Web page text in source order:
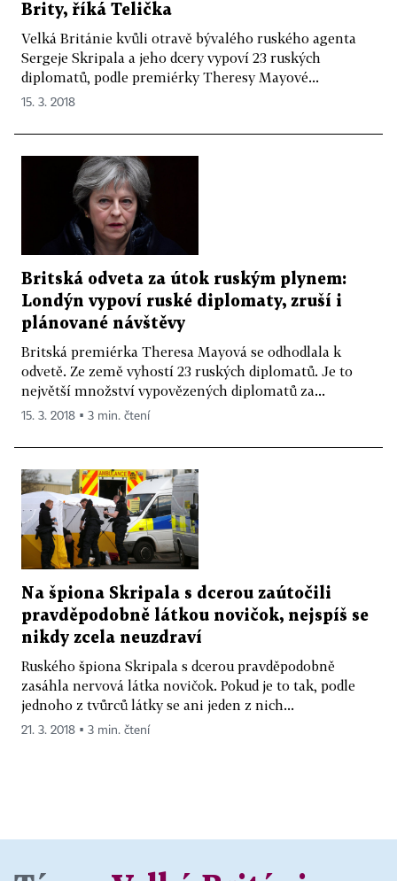
Brity, říká Telička
Velká Británie kvůli otravě bývalého ruského agenta
Sergeje Skripala a jeho dcery vypoví 23 ruských
diplomatů, podle premiérky Theresy Mayové...
15. 3. 2018
Britská odveta za útok ruským plynem:
Londýn vypoví ruské diplomaty, zruší i
plánované návštěvy
Britská premiérka Theresa Mayová se odhodlala k
odvetě. Ze země vyhostí 23 ruských diplomatů. Je to
největší množství vypovězených diplomatů za...
15. 3. 2018 ▪ 3 min. čtení
Na špiona Skripala s dcerou zaútočili
pravděpodobně látkou novičok, nejspíš se
nikdy zcela neuzdraví
Ruského špiona Skripala s dcerou pravděpodobně
zasáhla nervová látka novičok. Pokud je to tak, podle
jednoho z tvůrců látky se ani jeden z nich...
21. 3. 2018 ▪ 3 min. čtení